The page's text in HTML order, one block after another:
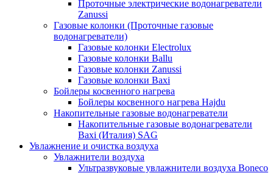
Проточные электрические водонагреватели
Zanussi
Газовые колонки (Проточные газовые
водонагреватели)
Газовые колонки Electrolux
Газовые колонки Ballu
Газовые колонки Zanussi
Газовые колонки Baxi
Бойлеры косвенного нагрева
Бойлеры косвенного нагрева Hajdu
Накопительные газовые водонагреватели
Накопительные газовые водонагреватели
Baxi (Италия) SAG
Увлажнение и очистка воздуха
Увлажнители воздуха
Ультразвуковые увлажнители воздуха Boneco